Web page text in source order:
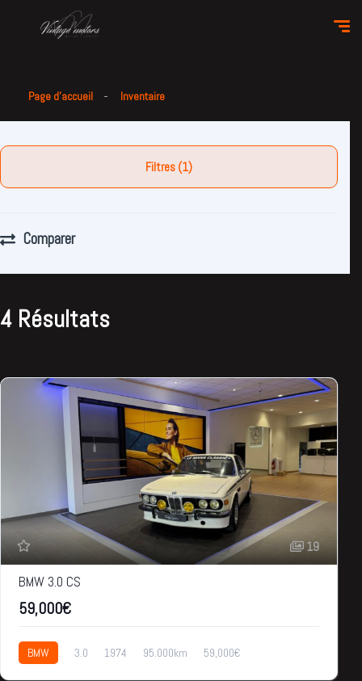
Page d'accueil Inventaire
Filtres (1)
Comparer
4 Résultats
19
BMW 3.0 CS
59,000€
BMW 3.0 1974 95.000km 59,000€